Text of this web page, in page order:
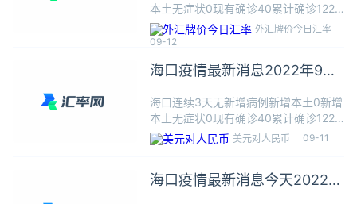
本土无症状0现有确诊40累计确诊122
累计治愈82累计死亡0新增数据统计周
期为昨日09.10 0-24时本地播报09月
化
外汇牌价今日汇率
09-12
海口疫情最新消息2022年9月
海口连续3天无新增病例新增本土0新增
本土无症状0现有确诊40累计确诊122
累计治愈82累计死亡0新增数据统计周
期为昨日09.09 0-24时本地播报09月
化
美元对人民币 09-11
海口疫情最新消息今天2022年